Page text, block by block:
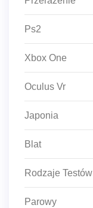
Ps2
Xbox One
Oculus Vr
Japonia
Blat
Rodzaje Testów
Parowy